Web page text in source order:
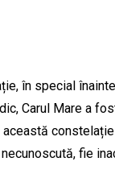
în special
Carul Mare a
această
fie